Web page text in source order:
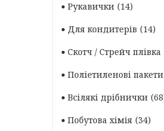
Рукавички 14
Для кондитерів
14
Скотч / Стрейч плівка
Поліетиленові пакети
Всілякі дрібнички 68
Побутова хімія 34